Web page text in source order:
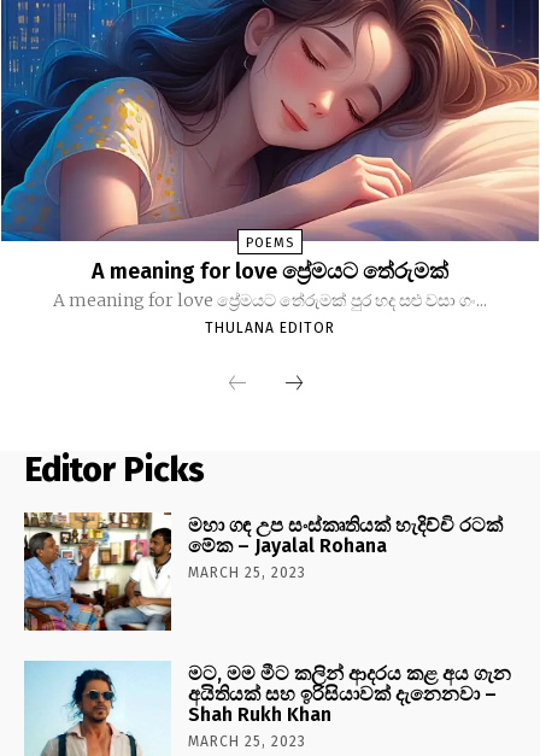
POEMS
A meaning for love ප්‍රේමයට තේරුමක්
A meaning for love ප්‍රේමයට තේරුමක් පුර හද සළු වසා ගං...
THULANA EDITOR
Editor Picks
මහා ගඳ උප සංස්කෘතියක් හැදිච්චි රටක්
මේක – Jayalal Rohana
MARCH 25, 2023
මට, මම මීට කලින් ආදරය කළ අය ගැන
අයිතියක් සහ ඉරිසියාවක් දැනෙනවා –
Shah Rukh Khan
MARCH 25, 2023